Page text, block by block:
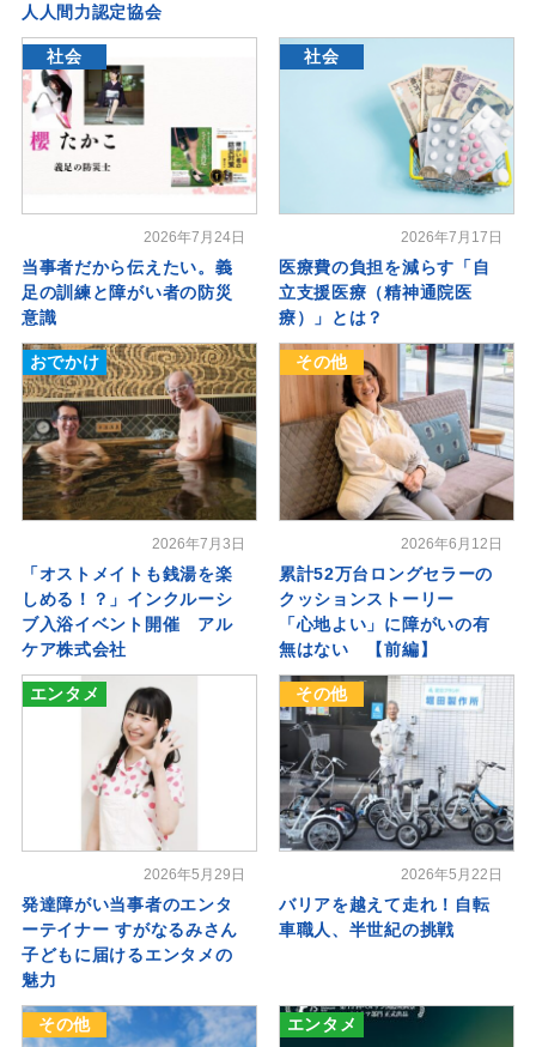
人人間力認定協会
社会
2026年7月24日
当事者だから伝えたい。義
足の訓練と障がい者の防災
意識
社会
2026年7月17日
医療費の負担を減らす「自
立支援医療（精神通院医
療）」とは？
おでかけ
2026年7月3日
「オストメイトも銭湯を楽
しめる！？」インクルーシ
ブ入浴イベント開催 アル
ケア株式会社
その他
2026年6月12日
累計52万台ロングセラーの
クッションストーリー
「心地よい」に障がいの有
無はない 【前編】
エンタメ
2026年5月29日
発達障がい当事者のエンタ
ーテイナー すがなるみさん
子どもに届けるエンタメの
魅力
その他
2026年5月22日
バリアを越えて走れ！自転
車職人、半世紀の挑戦
その他 エンタメ